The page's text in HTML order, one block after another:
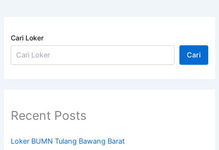
Cari Loker
Cari
Recent Posts
Loker BUMN Tulang Bawang Barat